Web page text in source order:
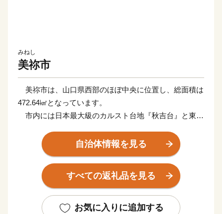
みねし
美祢市
美祢市は、山口県西部のほぼ中央に位置し、総面積は
472.64㎢となっています。
市内には日本最大級のカルスト台地『秋吉台』と東洋
や観光資源に恵まれています。
2015年9月、市全域が『Mine秋吉台ジオパーク』とし
て日本ジオパークに認定されました。
2026年4月にはユネスコ世界ジオパークとしても認定
美祢市では、地球の自然や歴史、文化の成り立ち、仕
自治体情報を見る
すべての返礼品を見る
お気に入りに追加する